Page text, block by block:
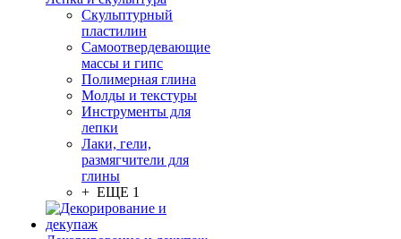
Скульптурный
пластилин
Самоотвердевающие
массы и гипс
Полимерная глина
Молды и текстуры
Инструменты для
лепки
Лаки, гели,
размягчители для
глины
+ ЕЩЕ 1